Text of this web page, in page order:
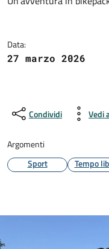
Data:
27 marzo 2026
Condividi Vedi
Argomenti
Sport
Tempo